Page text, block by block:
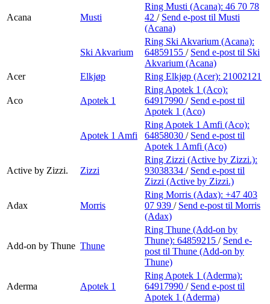
Acana Musti
Ring Musti (Acana): 46 70 78
42 / Send e-post til Musti
(Acana)
Ski Akvarium
Ring Ski Akvarium (Acana):
64859155 / Send e-post til Ski
Akvarium (Acana)
Acer
Elkjøp Ring Elkjøp (Acer): 21002121
Aco Apotek 1
Ring Apotek 1 (Aco):
64917990 / Send e-post til
Apotek 1 (Aco)
Apotek 1 Amfi
Ring Apotek 1 Amfi (Aco):
64858030 / Send e-post til
Apotek 1 Amfi (Aco)
Active by Zizzi. Zizzi
Ring Zizzi (Active by Zizzi.):
93038334 / Send e-post til
Zizzi (Active by Zizzi.)
Adax Morris
Ring Morris (Adax): +47 403
07 939 / Send e-post til Morris
(Adax)
Add-on by Thune Thune
Ring Thune (Add-on by
Thune): 64859215 / Send e-
post til Thune (Add-on by
Thune)
Aderma Apotek 1
Ring Apotek 1 (Aderma):
64917990 / Send e-post til
Apotek 1 (Aderma)